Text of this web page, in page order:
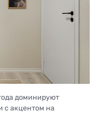
доминируют
с акцентом на